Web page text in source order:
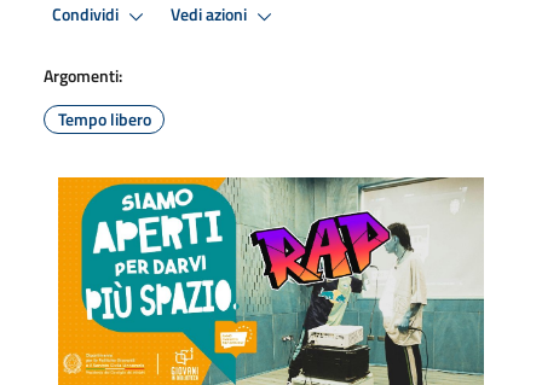
Condividi Vedi azioni
Argomenti:
Tempo libero